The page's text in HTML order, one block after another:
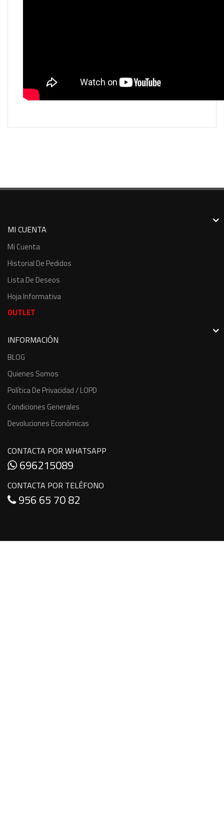
MI CUENTA
Mi Cuenta
Historial De Pedidos
Lista De Deseos
Hoja Informativa
OUTLET
INFORMACIÓN
BLOG
Quienes Somos
Política De Privacidad / LOPD
Condiciones Generales
Devoluciones Económicas
CONTACTA POR WHATSAPP
696215089
CONTACTA POR TELÉFONO
956 65 70 82